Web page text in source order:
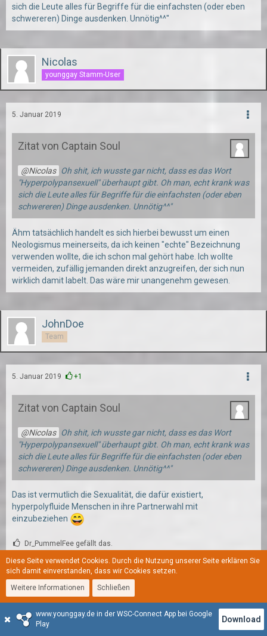
sich die Leute alles für Begriffe für die einfachsten (oder eben
schwereren) Dinge ausdenken. Unnötig^^"
Nicolas
younggay Stamm-User
5. Januar 2019
Zitat von Captain Soul
Nicolas
Oh shit, ich wusste gar nicht, dass es das Wort
"Hyperpolypansexuell" überhaupt gibt. Oh man, echt krank was
sich die Leute alles für Begriffe für die einfachsten (oder eben
schwereren) Dinge ausdenken. Unnötig^^"
Ähm tatsächlich handelt es sich hierbei bewusst um einen
Neologismus meinerseits, da ich keinen "echte" Bezeichnung
verwenden wollte, die ich schon mal gehört habe. Ich wollte
vermeiden, zufällig jemanden direkt anzugreifen, der sich nun
wirklich damit labelt. Das wäre mir unangenehm gewesen.
JohnDoe
Team
5. Januar 2019 +1
Zitat von Captain Soul
Nicolas Oh shit, ich wusste gar nicht, dass es das Wort
"Hyperpolypansexuell" überhaupt gibt. Oh man, echt krank was
sich die Leute alles für Begriffe für die einfachsten (oder eben
schwereren) Dinge ausdenken. Unnötig^^"
Das ist vermutlich die Sexualität, die dafür existiert,
hyperpolyfluide Menschen in ihre Partnerwahl mit
einzubeziehen
Dr_PummelFee gefällt das.
Xx.Lina.xX
younggay User
www.younggay.de in der WSC-Connect App bei Google
Play
Download
Diese Seite verwendet Cookies. Durch die Nutzung unserer Seite erklären Sie
sich damit einverstanden, dass wir Cookies setzen.
Weitere Informationen
Schließen